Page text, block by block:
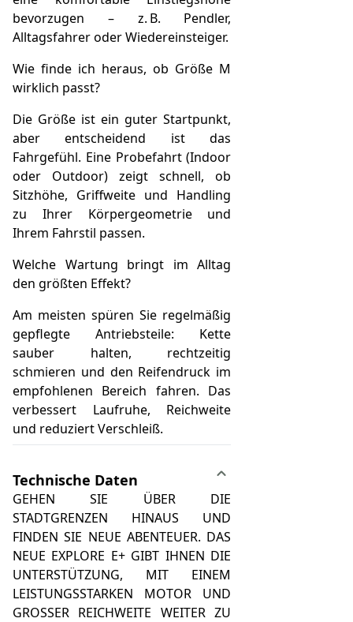
bevorzugen – z. B. Pendler,
Alltagsfahrer oder Wiedereinsteiger.
Wie finde ich heraus, ob Größe M
wirklich passt?
Die Größe ist ein guter Startpunkt,
aber entscheidend ist das
Fahrgefühl. Eine Probefahrt (Indoor
oder Outdoor) zeigt schnell, ob
Sitzhöhe, Griffweite und Handling
zu Ihrer Körpergeometrie und
Ihrem Fahrstil passen.
Welche Wartung bringt im Alltag
den größten Effekt?
Am meisten spüren Sie regelmäßig
gepflegte Antriebsteile: Kette
sauber halten, rechtzeitig
schmieren und den Reifendruck im
empfohlenen Bereich fahren. Das
verbessert Laufruhe, Reichweite
und reduziert Verschleiß.
Technische Daten
GEHEN SIE ÜBER DIE
STADTGRENZEN HINAUS UND
FINDEN SIE NEUE ABENTEUER. DAS
NEUE EXPLORE E+ GIBT IHNEN DIE
UNTERSTÜTZUNG, MIT EINEM
LEISTUNGSSTARKEN MOTOR UND
GROSSER REICHWEITE WEITER ZU